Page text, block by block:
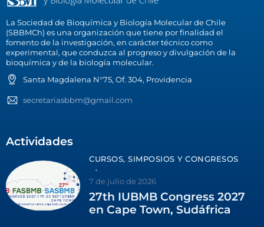
La Sociedad de Bioquímica y Biología Molecular de Chile
(SBBMCh) es una organización que tiene por finalidad el
fomento de la investigación, en carácter técnico como
experimental, que conduzca al progreso y divulgación de la
bioquímica y de la biología molecular.
Santa Magdalena N°75, Of. 304, Providencia
secretariasbbm@gmail.com
Actividades
CURSOS, SIMPOSIOS Y CONGRESOS
7 de julio de 2026
27th IUBMB Congress 2027
en Cape Town, Sudáfrica